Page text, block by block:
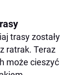
trasy zostały
ratrak. Teraz
może cieszyć